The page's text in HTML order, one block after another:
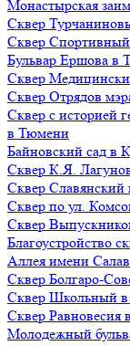
Монастырская
Сквер
Сквер Спортивный
Бульвар Ершова в
Сквер
Сквер Отрядов
Сквер с историей
в Тюмени
Байновский сад в
Сквер К.Я.
Сквер
Сквер по ул.
Сквер
Благоустройство
Аллея имени
Сквер Болгаро-
Сквер Школьный
Сквер Равновесия
Молодежный